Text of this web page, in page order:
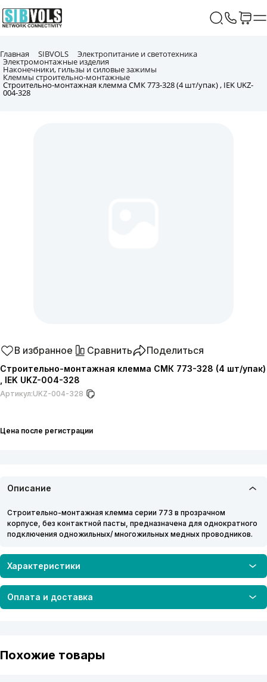
Главная SIBVOLS Электропитание и светотехника
Электромонтажные изделия
Наконечники, гильзы и силовые зажимы
Клеммы строительно-монтажные
Строительно-монтажная клемма СМК 773-328 (4 шт/упак) , IEK UKZ-
004-328
В избранное Сравнить Поделиться
Строительно-монтажная клемма СМК 773-328 (4 шт/упак)
, IEK UKZ-004-328
Артикул:UKZ-004-328
Цена после регистрации
Описание
Строительно-монтажная клемма серии 773 в прозрачном
корпусе, без контактной пасты, предназначена для однократного
подключения одножильных/ многожильных медных проводников.
Характеристики
Оплата и доставка
Похожие товары